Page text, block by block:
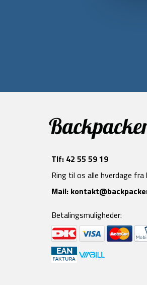
Tlf: 42 55 59 19
Ring til os alle hverdage
Mail:
Betalingsmuligheder: